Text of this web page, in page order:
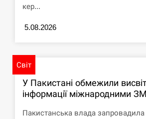
почта”: что известно об…
11:40
левиці
кер...
5.08.2026
Світ
У Пакистані обмежили
інформації міжнародними
Пакистанська влада запровадила